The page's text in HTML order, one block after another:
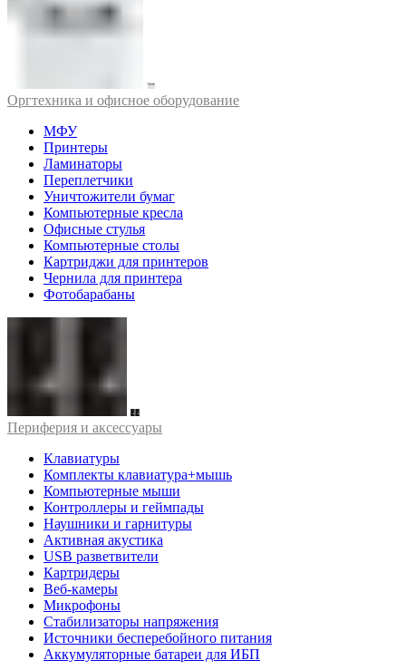
Оргтехника и офисное оборудование
МФУ
Принтеры
Ламинаторы
Переплетчики
Уничтожители бумаг
Компьютерные кресла
Офисные стулья
Компьютерные столы
Картриджи для принтеров
Чернила для принтера
Фотобарабаны
Периферия и аксессуары
Клавиатуры
Комплекты клавиатура+мышь
Компьютерные мыши
Контроллеры и геймпады
Наушники и гарнитуры
Активная акустика
USB разветвители
Картридеры
Веб-камеры
Микрофоны
Стабилизаторы напряжения
Источники бесперебойного питания
Аккумуляторные батареи для ИБП